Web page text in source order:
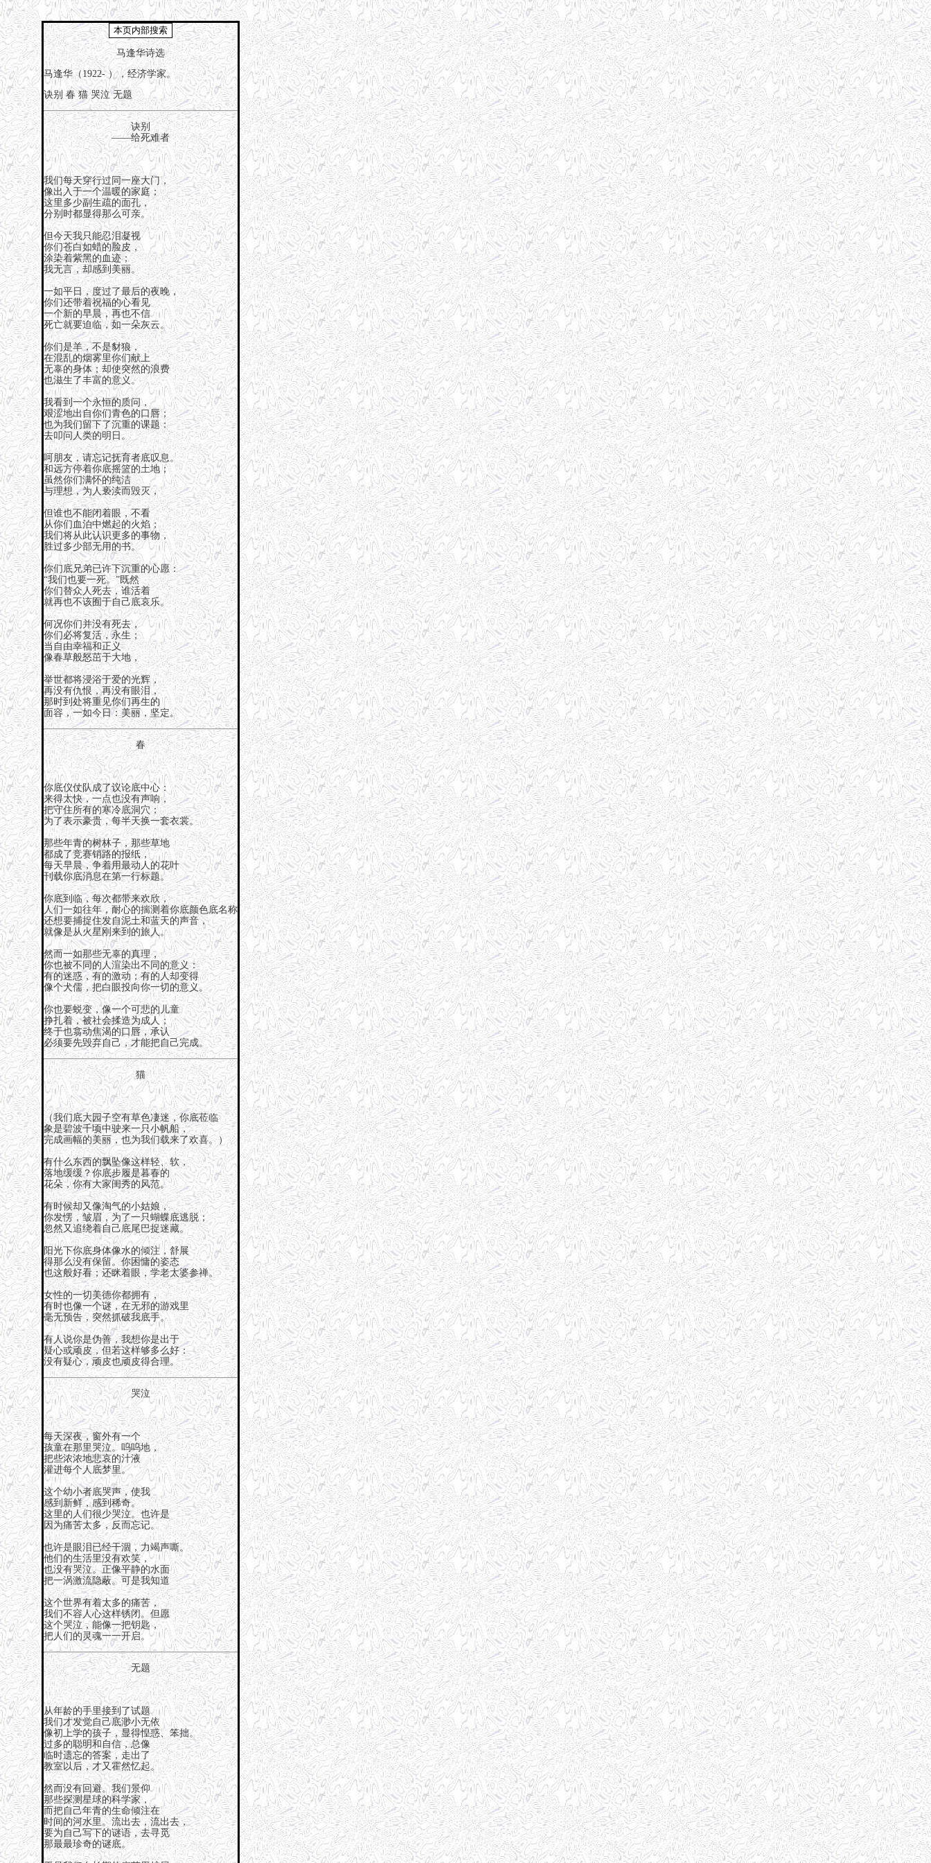
马逢华诗选
马逢华（1922- ），经济学家。
诀别 春 猫 哭泣 无题
诀别
——给死难者
我们每天穿行过同一座大门，
像出入于一个温暖的家庭；
这里多少副生疏的面孔，
分别时都显得那么可亲。
但今天我只能忍泪凝视
你们苍白如蜡的脸皮，
涂染着紫黑的血迹；
我无言，却感到美丽。
一如平日，度过了最后的夜晚，
你们还带着祝福的心看见
一个新的早晨，再也不信
死亡就要迫临，如一朵灰云。
你们是羊，不是豺狼，
在混乱的烟雾里你们献上
无辜的身体；却使突然的浪费
也滋生了丰富的意义。
我看到一个永恒的质问，
艰涩地出自你们青色的口唇；
也为我们留下了沉重的课题：
去叩问人类的明日。
呵朋友，请忘记抚育者底叹息。
和远方停着你底摇篮的土地；
虽然你们满怀的纯洁
与理想，为人亵渎而毁灭，
但谁也不能闭着眼，不看
从你们血泊中燃起的火焰；
我们将从此认识更多的事物，
胜过多少部无用的书。
你们底兄弟已许下沉重的心愿：
“我们也要一死。”既然
你们替众人死去，谁活着
就再也不该囿于自己底哀乐。
何况你们并没有死去，
你们必将复活，永生；
当自由幸福和正义
像春草般怒茁于大地，
举世都将浸浴于爱的光辉，
再没有仇恨，再没有眼泪，
那时到处将重见你们再生的
面容，一如今日：美丽，坚定。
春
你底仪仗队成了议论底中心：
来得太快，一点也没有声响，
把守住所有的寒冷底洞穴；
为了表示豪贵，每半天换一套衣裳。
那些年青的树林子，那些草地
都成了竞赛销路的报纸，
每天早晨，争着用最动人的花叶
刊载你底消息在第一行标题。
你底到临，每次都带来欢欣，
人们一如往年，耐心的揣测着你底颜色底名称
还想要捕捉住发自泥土和蓝天的声音，
就像是从火星刚来到的旅人。
然而一如那些无辜的真理，
你也被不同的人渲染出不同的意义：
有的迷惑，有的激动；有的人却变得
像个犬儒，把白眼投向你一切的意义。
你也要蜕变，像一个可悲的儿童
挣扎着，被社会揉造为成人；
终于也翕动焦渴的口唇，承认
必须要先毁弃自己，才能把自己完成。
猫
（我们底大园子空有草色凄迷，你底莅临
象是碧波千顷中驶来一只小帆船，
完成画幅的美丽，也为我们载来了欢喜。）
有什么东西的飘坠像这样轻、软，
落地缓缓？你底步履是暮春的
花朵，你有大家闺秀的风范。
有时候却又像淘气的小姑娘，
你发愣，皱眉，为了一只蝴蝶底逃脱；
忽然又追绕着自己底尾巴捉迷藏。
阳光下你底身体像水的倾注，舒展
得那么没有保留。你困慵的姿态
也这般好看；还眯着眼，学老太婆参禅。
女性的一切美德你都拥有，
有时也像一个谜，在无邪的游戏里
毫无预告，突然抓破我底手。
有人说你是伪善，我想你是出于
疑心或顽皮，但若这样够多么好：
没有疑心，顽皮也顽皮得合理。
哭泣
每天深夜，窗外有一个
孩童在那里哭泣。呜呜地，
把些浓浓地悲哀的汁液
灌进每个人底梦里。
这个幼小者底哭声，使我
感到新鲜，感到稀奇。
这里的人们很少哭泣。也许是
因为痛苦太多，反而忘记。
也许是眼泪已经干涸，力竭声嘶。
他们的生活里没有欢笑，
也没有哭泣。正像平静的水面
把一涡激流隐蔽。可是我知道
这个世界有着太多的痛苦，
我们不容人心这样锈闭。但愿
这个哭泣，能像一把钥匙，
把人们的灵魂一一开启。
无题
从年龄的手里接到了试题
我们才发觉自己底渺小无依
像初上学的孩子，显得惶惑、笨拙。
过多的聪明和自信，总像
临时遗忘的答案，走出了
教室以后，才又霍然忆起。
然而没有回避。我们景仰
那些探测星球的科学家，
而把自己年青的生命倾注在
时间的河水里。流出去，流出去，
要为自己写下的谜语，去寻觅
那最最珍奇的谜底。